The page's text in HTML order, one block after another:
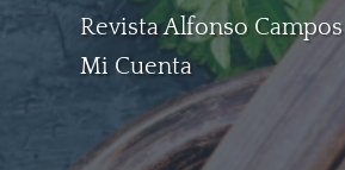
Revista Alfonso Campos
Mi Cuenta